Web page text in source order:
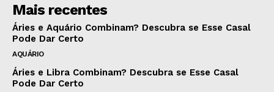
Mais recentes
Áries e Aquário Combinam? Descubra se Esse Casal
Pode Dar Certo
AQUÁRIO
Áries e Libra Combinam? Descubra se Esse Casal
Pode Dar Certo